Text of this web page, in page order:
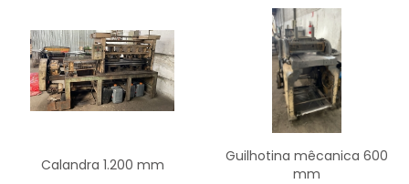
Calandra 1.200 mm
Guilhotina mêcanica 600
mm